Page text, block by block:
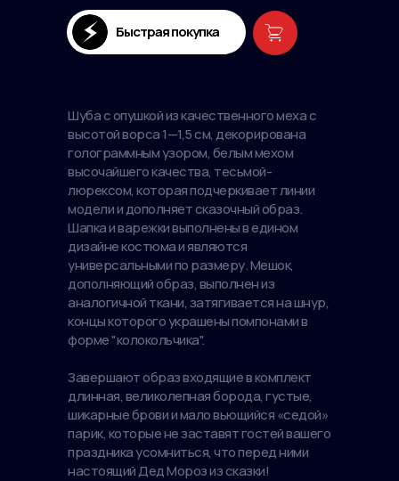
Шуба с опушкой из качественного меха с
высотой ворса 1—1,5 см, декорирована
голограммным узором, белым мехом
высочайшего качества, тесьмой-
люрексом, которая подчеркивает линии
модели и дополняет сказочный образ.
Шапка и варежки выполнены в едином
дизайне костюма и являются
универсальными по размеру. Мешок,
дополняющий образ, выполнен из
аналогичной ткани, затягивается на шнур,
концы которого украшены помпонами в
форме "колокольчика".
Завершают образ входящие в комплект
длинная, великолепная борода, густые,
шикарные брови и мало вьющийся «седой»
парик, которые не заставят гостей вашего
праздника усомниться, что перед ними
настоящий Дед Мороз из сказки!
Быстрая покупка